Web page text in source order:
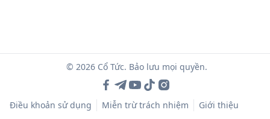
© 2026 Cổ Tức. Bảo lưu mọi quyền.
Điều khoản sử dụng Miễn trừ trách nhiệm Giới thiệu